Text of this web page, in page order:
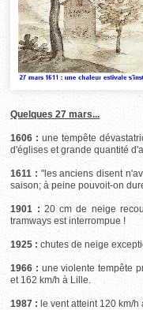
Quelques 27 mars...
1606 : une tempête
d'églises et grande quantité
1611 : "les anciens disent
saison; à peine pouvoit-on
1901 : 20 cm de neige
tramways est interrompue !
1925 : chutes de neige
1966 : une violente tempête
et 162 km/h à Lille.
1987 : le vent atteint 120 km/h